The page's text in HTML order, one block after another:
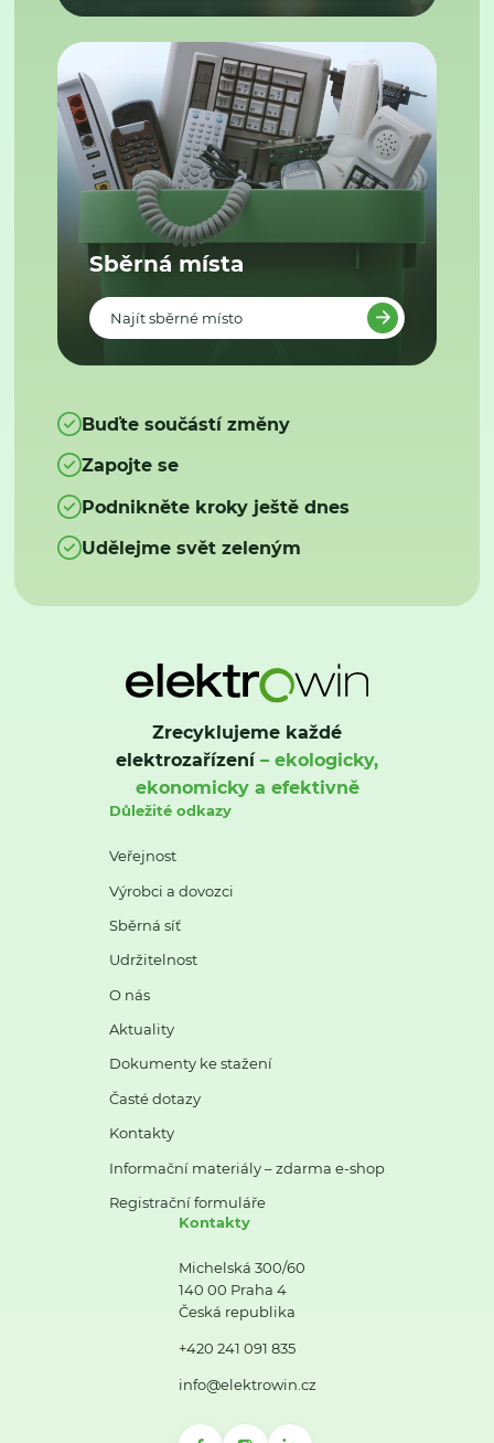
Sběrná místa
Najít sběrné místo
Buďte součástí změny
Zapojte se
Podnikněte kroky ještě dnes
Udělejme svět zeleným
Zrecyklujeme každé
elektrozařízení– ekologicky,
ekonomicky a efektivně
Důležité odkazy
Veřejnost
Výrobci a dovozci
Sběrná síť
Udržitelnost
O nás
Aktuality
Dokumenty ke stažení
Časté dotazy
Kontakty
Informační materiály – zdarma e-shop
Registrační formuláře
Kontakty
Michelská 300/60
140 00 Praha 4
Česká republika
+420 241 091 835
info@elektrowin.cz